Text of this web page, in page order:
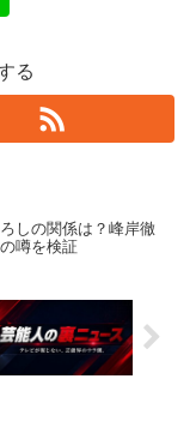
る
しの関係は？峰岸徹
噂を検証